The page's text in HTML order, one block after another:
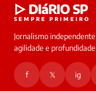
online
▷ DIáRIO SP
SEMPRE PRIMEIRO
Jornalismo
agilidade e
f 𝕏 ig